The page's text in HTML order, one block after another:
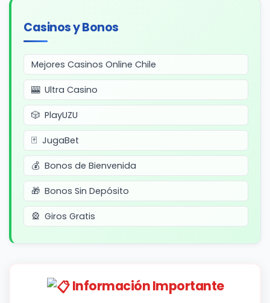
Casinos y Bonos
Mejores Casinos Online Chile
Ultra Casino
PlayUZU
JugaBet
Bonos de Bienvenida
Bonos Sin Depósito
Giros Gratis
Información Importante